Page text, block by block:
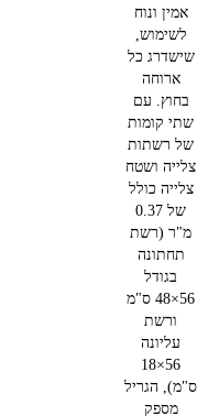
אמין ונוח
לשימוש,
שישדרג כל
ארוחה
בחוץ. עם
שתי קומות
של רשתות
צלייה ושטח
צלייה כולל
של 0.37
מ"ר (רשת
תחתונה
בגודל
56×48 ס"מ
ורשת
עליונה
56×18
ס"מ), הגריל
מספק